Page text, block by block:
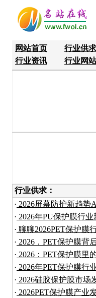
网站首页 行业供求
行业资讯
行业网站
行业供求：
· 2026屏幕防护新趋势
· 2026年PU保护膜行
· 聊聊2026PET保护膜
· 2026，PET保护膜背
· 2026：PET保护膜里
· 2026年PET保护膜行
· 2026硅胶保护膜市场
· 2026PET保护膜产业